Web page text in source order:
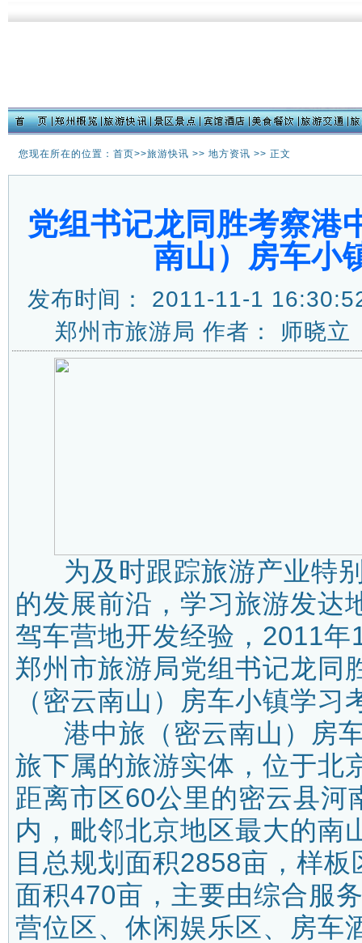
您现在所在的位置：首页>>旅游快讯 >> 地方资讯 >> 正文
党组书记龙同胜考察港
南山）房车小
发布时间： 2011-11-1
郑州市旅游局 作者： 师晓
为及时跟踪旅游产业特
的发展前沿，学习旅游发达
驾车营地开发经验，2011年
郑州市旅游局党组书记龙同
（密云南山）房车小镇学习
港中旅（密云南山）房
旅下属的旅游实体，位于北
距离市区60公里的密云县河
内，毗邻北京地区最大的南
目总规划面积2858亩，样板
面积470亩，主要由综合服
营位区、休闲娱乐区、房车